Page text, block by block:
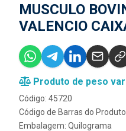
MUSCULO
VALENCIO
Produto de peso
Código: 45720
Código de Barras do
Embalagem: Quilograma